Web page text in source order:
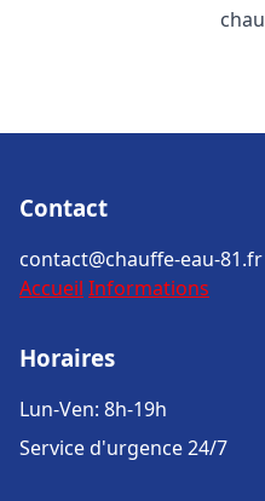
Contact
contact@chauffe-eau-81.fr
Accueil Informations
Horaires
Lun-Ven: 8h-19h
Service d'urgence 24/7